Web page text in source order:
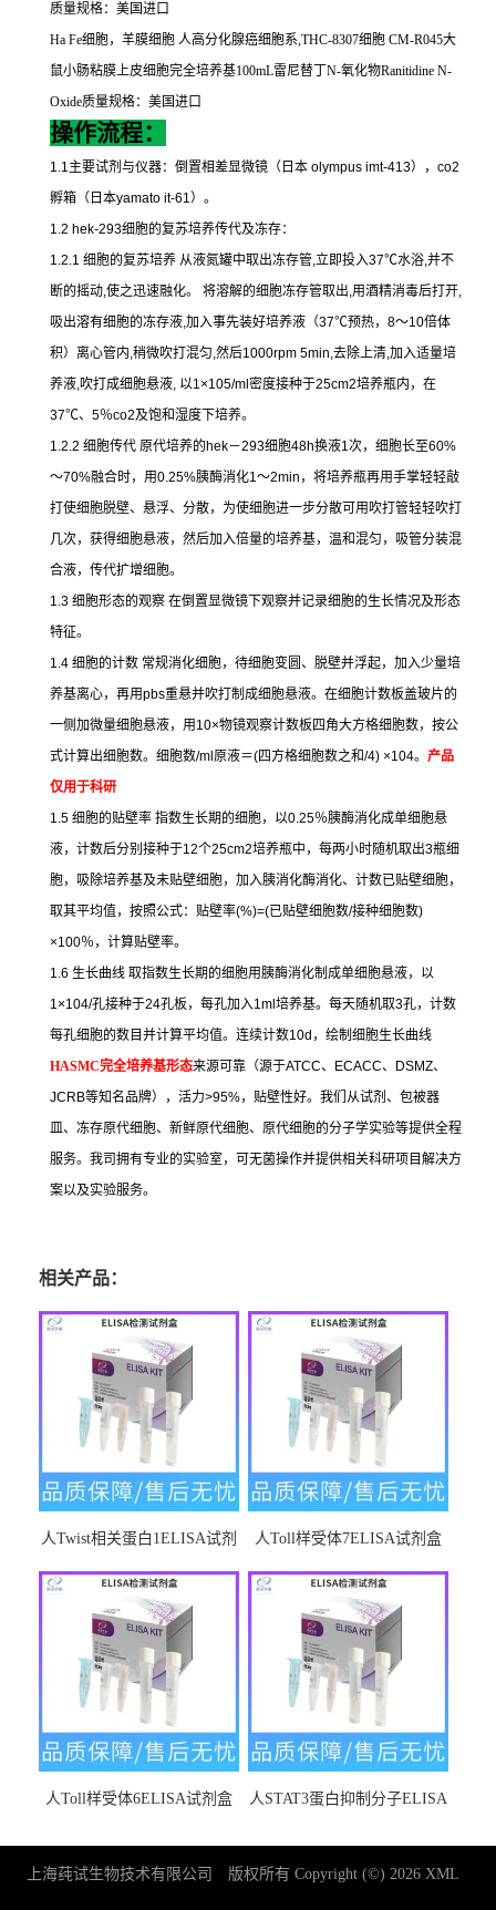
质量规格：美国进口
Ha Fe细胞，羊膜细胞 人高分化腺癌细胞系,THC-8307细胞 CM-R045大
鼠小肠粘膜上皮细胞完全培养基100mL雷尼替丁 N-氧化物Ranitidine N-
Oxide质量规格：美国进口
操作流程：
1.1主要试剂与仪器：倒置相差显微镜（日本 olympus imt-413）， co2
孵箱（日本yamato it-61）。
1.2 hek-293细胞的复苏培养传代及冻存：
1.2.1 细胞的复苏培养 从液氮罐中取出冻存管,立即投入37℃水浴,并不
断的摇动,使之迅速融化。 将溶解的细胞冻存管取出,用酒精消毒后打开,
吸出溶有细胞的冻存液,加入事先装好培养液（37℃预热， 8～10倍体
积）离心管内,稍微吹打混匀,然后1000rpm 5min,去除上清,加入适量培
养液,吹打成细胞悬液, 以1×105/ml 密度接种于25cm2培养瓶内，在
37℃、 5％co2及饱和湿度下培养。
1.2.2 细胞传代 原代培养的hek－293细胞48h换液1次，细胞长至60%
～70%融合时，用0.25%胰酶消化1～2min ，将培养瓶再用手掌轻轻敲
打使细胞脱壁、悬浮、分散，为使细胞进一步分散可用吹打管轻轻吹打
几次，获得细胞悬液，然后加入倍量的培养基，温和混匀，吸管分装混
合液，传代扩增细胞。
1.3 细胞形态的观察 在倒置显微镜下观察并记录细胞的生长情况及形态
特征。
1.4 细胞的计数 常规消化细胞，待细胞变圆、脱壁并浮起，加入少量培
养基离心，再用pbs重悬并吹打制成细胞悬液。在细胞计数板盖玻片的
一侧加微量细胞悬液，用 10×物镜观察计数板四角大方格细胞数，按公
式计算出细胞数。细胞数/ml 原液＝(四方格细胞数之和/4) ×104。 产品
仅用于科研
1.5 细胞的贴壁率 指数生长期的细胞，以0.25％胰酶消化成单细胞悬
液，计数后分别接种于12个25cm2培养瓶中，每两小时随机取出3瓶细
胞，吸除培养基及未贴壁细胞，加入胰消化酶消化、计数已贴壁细胞，
取其平均值，按照公式：贴壁率(%)=(已贴壁细胞数/接种细胞数)
×100％，计算贴壁率。
1.6 生长曲线 取指数生长期的细胞用胰酶消化制成单细胞悬液，以
1×104/孔接种于24孔板，每孔加入1ml 培养基。每天随机取3孔，计数
每孔细胞的数目并计算平均值。连续计数10d ，绘制细胞生长曲线
HASMC完全培养基形态来源可靠（源于ATCC、 ECACC、 DSMZ、
JCRB等知名品牌），活力>95%，贴壁性好。我们从试剂、包被器
皿、冻存原代细胞、新鲜原代细胞、原代细胞的分子学实验等提供全程
服务。我司拥有专业的实验室，可无菌操作并提供相关科研项目解决方
案以及实验服务。
相关产品：
人Twist相关蛋白1ELISA试剂
人Toll样受体7ELISA试剂盒
人Toll样受体6ELISA试剂盒
人STAT3蛋白抑制分子ELISA
上海莼试生物技术有限公司 版权所有 Copyright (©) 2026 XML